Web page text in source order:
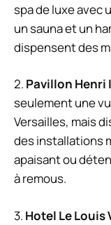
spa de luxe avec
un sauna et un
dispensent des
2. Pavillon Henri
seulement une
Versailles, mais
des installations
apaisant ou
à remous.
3. Hotel Le Louis